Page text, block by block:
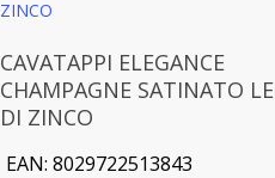
Aggiungi Al Carrello
CAVATAPPI ELEGANCE
CHAMPAGNE SATINATO
DI ZINCO
EAN: 8029722513843